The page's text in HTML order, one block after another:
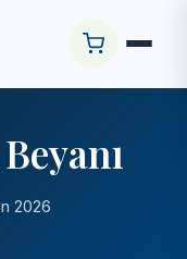
2026